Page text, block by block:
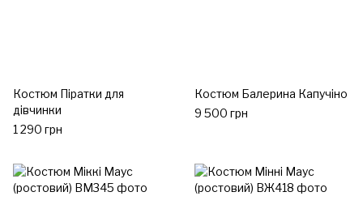
Костюм Піратки для
дівчинки
1 290 грн
Костюм Балерина Капучіно
9 500 грн